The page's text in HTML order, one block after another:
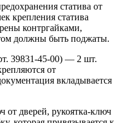
статива от
крепления статива
контргайками,
должны быть поджаты.
39831-45-00) — 2 шт.
от
вкладывается
от дверей, рукоятка-ключ